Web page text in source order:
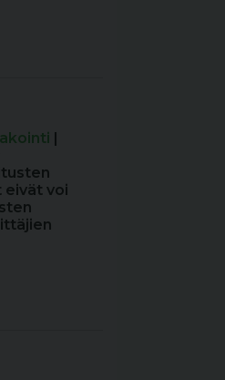
|
eivät voi